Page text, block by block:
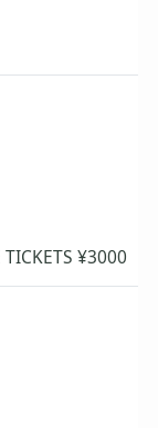
TICKETS ¥3000